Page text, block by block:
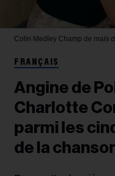
Colin Medley Champ de maïs
FRANÇAIS
Angine de
Charlotte
parmi les
de la